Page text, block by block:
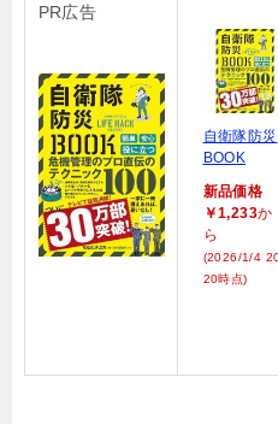
PR広告
自衛隊防災
BOOK
新品価格
￥1,233か
ら
(2026/1/4
20時点)